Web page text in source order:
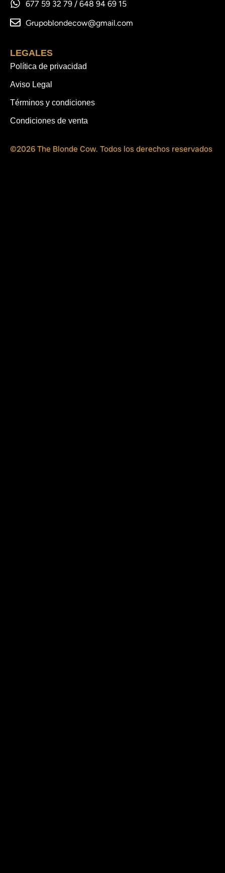
677 59 32 79 / 648 94 69 15
Grupoblondecow@gmail.com​
LEGALES
Política de privacidad
Aviso Legal
Términos y condiciones
Condiciones de venta
©2026 The Blonde Cow. Todos los derechos reservados​